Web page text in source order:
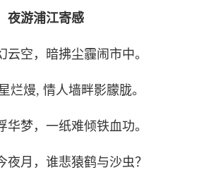
夜游浦江寄感
云空，暗拂尘霾闹市中。
烂熳, 情人墙畔影朦胧。
华梦，一纸难倾铁血功。
夜月，谁悲猿鹤与沙虫？